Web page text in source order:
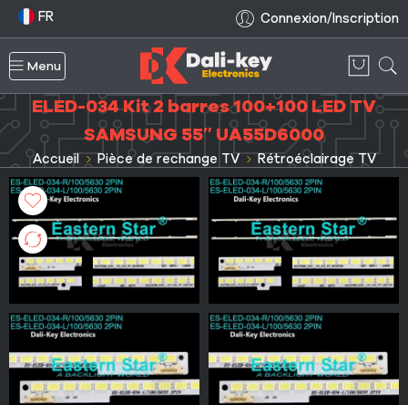
FR Connexion/Inscription
Menu
ELED-034 Kit 2 barres 100+100 LED TV
SAMSUNG 55″ UA55D6000
Accueil Pièce de rechange TV Rétroéclairage TV